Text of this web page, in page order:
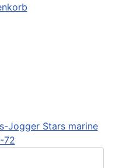
Jogger Stars marine
72